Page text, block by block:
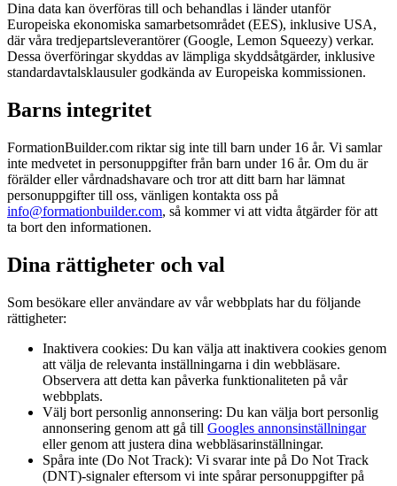
Dina data kan överföras till och behandlas i länder utanför
Europeiska ekonomiska samarbetsområdet (EES), inklusive USA,
där våra tredjepartsleverantörer (Google, Lemon Squeezy) verkar.
Dessa överföringar skyddas av lämpliga skyddsåtgärder, inklusive
standardavtalsklausuler godkända av Europeiska kommissionen.
Barns integritet
FormationBuilder.com riktar sig inte till barn under 16 år. Vi samlar
inte medvetet in personuppgifter från barn under 16 år. Om du är
förälder eller vårdnadshavare och tror att ditt barn har lämnat
personuppgifter till oss, vänligen kontakta oss på
info@formationbuilder.com, så kommer vi att vidta åtgärder för att
ta bort den informationen.
Dina rättigheter och val
Som besökare eller användare av vår webbplats har du följande
rättigheter:
Inaktivera cookies: Du kan välja att inaktivera cookies genom
att välja de relevanta inställningarna i din webbläsare.
Observera att detta kan påverka funktionaliteten på vår
webbplats.
Välj bort personlig annonsering: Du kan välja bort personlig
annonsering genom att gå till Googles annonsinställningar
eller genom att justera dina webbläsarinställningar.
Spåra inte (Do Not Track): Vi svarar inte på Do Not Track
(DNT)-signaler eftersom vi inte spårar personuppgifter på